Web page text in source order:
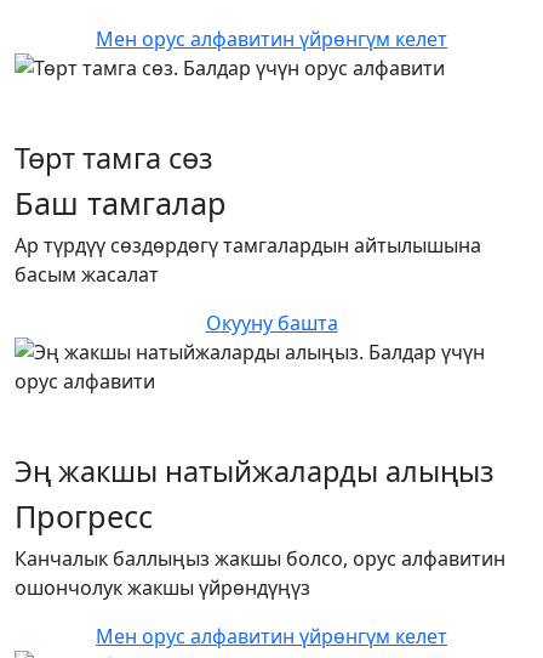
Мен орус алфавитин үйрөнгүм келет
Төрт тамга сөз
Баш тамгалар
Ар түрдүү сөздөрдөгү тамгалардын айтылышына
басым жасалат
Окууну башта
Эң жакшы натыйжаларды алыңыз
Прогресс
Канчалык баллыңыз жакшы болсо, орус алфавитин
ошончолук жакшы үйрөндүңүз
Мен орус алфавитин үйрөнгүм келет